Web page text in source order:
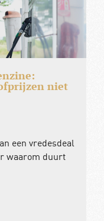
niet
een vredesdeal
waarom duurt